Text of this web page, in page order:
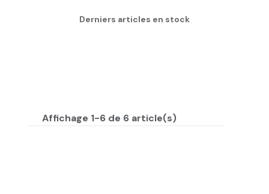
Derniers articles en stock
Affichage 1-6 de 6 article(s)